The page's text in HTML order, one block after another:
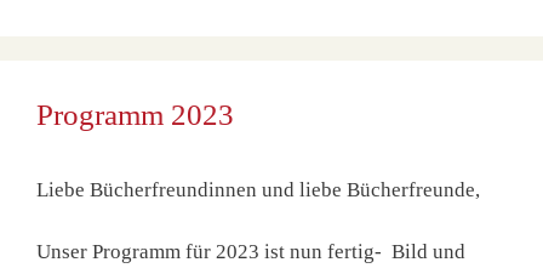
Programm 2023
Liebe Bücherfreundinnen und liebe Bücherfreunde,
Unser Programm für 2023 ist nun fertig- Bild und